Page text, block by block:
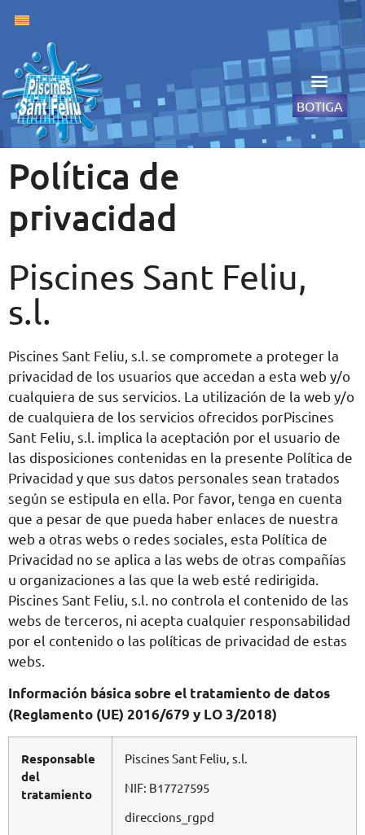
BOTIGA
Política de
privacidad
Piscines Sant Feliu,
s.l.
Piscines Sant Feliu, s.l. se compromete a proteger la
privacidad de los usuarios que accedan a esta web y/o
cualquiera de sus servicios. La utilización de la web y/o
de cualquiera de los servicios ofrecidos porPiscines
Sant Feliu, s.l. implica la aceptación por el usuario de
las disposiciones contenidas en la presente Política de
Privacidad y que sus datos personales sean tratados
según se estipula en ella. Por favor, tenga en cuenta
que a pesar de que pueda haber enlaces de nuestra
web a otras webs o redes sociales, esta Política de
Privacidad no se aplica a las webs de otras compañías
u organizaciones a las que la web esté redirigida.
Piscines Sant Feliu, s.l. no controla el contenido de las
webs de terceros, ni acepta cualquier responsabilidad
por el contenido o las políticas de privacidad de estas
webs.
Información básica sobre el tratamiento de datos
(Reglamento (UE) 2016/679 y LO 3/2018)
Responsable
del
tratamiento
Piscines Sant Feliu, s.l.
NIF: B17727595
direccions_rgpd